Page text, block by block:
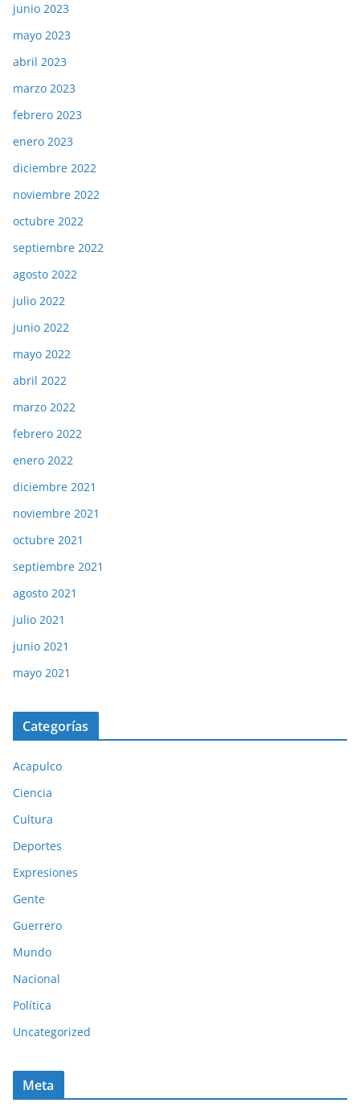
junio 2023
mayo 2023
abril 2023
marzo 2023
febrero 2023
enero 2023
diciembre 2022
noviembre 2022
octubre 2022
septiembre 2022
agosto 2022
julio 2022
junio 2022
mayo 2022
abril 2022
marzo 2022
febrero 2022
enero 2022
diciembre 2021
noviembre 2021
octubre 2021
septiembre 2021
agosto 2021
julio 2021
junio 2021
mayo 2021
Categorías
Acapulco
Ciencia
Cultura
Deportes
Expresiones
Gente
Guerrero
Mundo
Nacional
Política
Uncategorized
Meta